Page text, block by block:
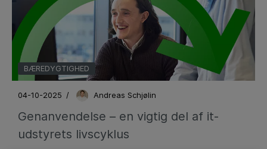
BÆREDYGTIGHED
04-10-2025 / Andreas Schjølin
Genanvendelse – en vigtig del af it-
udstyrets livscyklus